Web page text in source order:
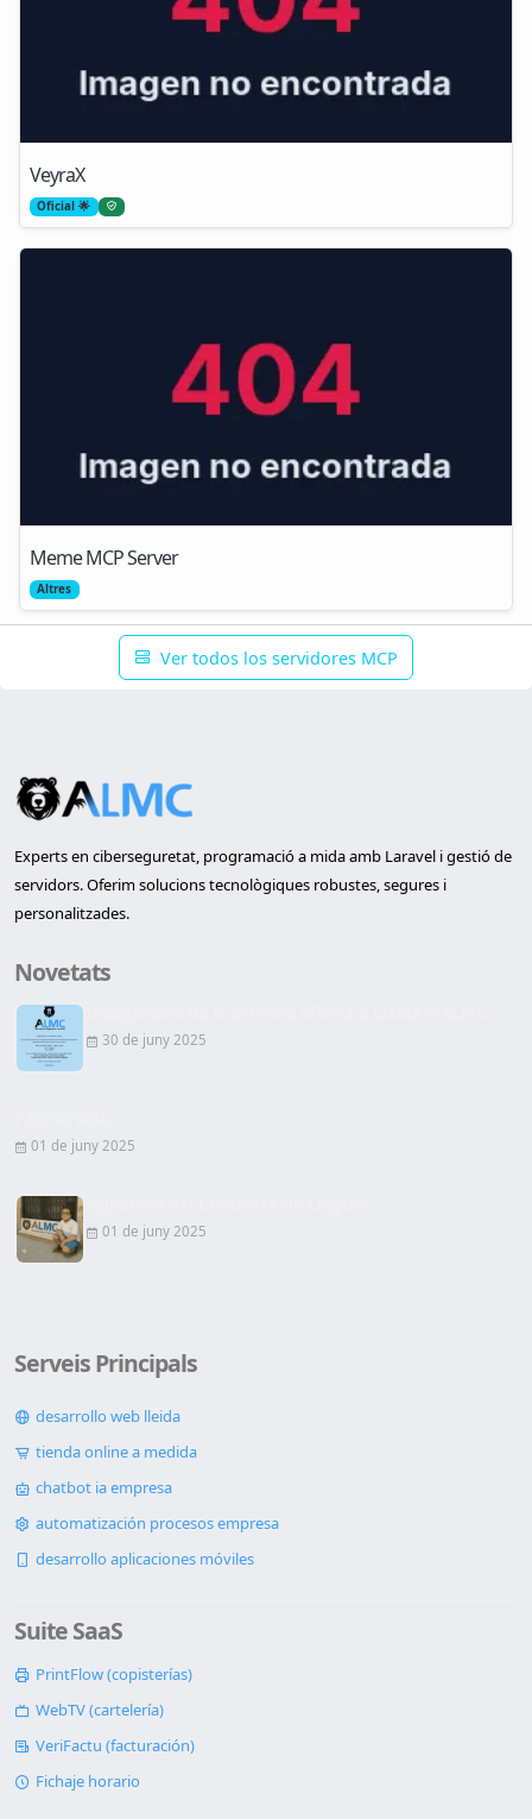
VeyraX
Oficial 🌟
Meme MCP Server
Altres
Ver todos los servidores MCP
Experts en ciberseguretat, programació a mida amb Laravel i gestió de
servidors. Oferim solucions tecnològiques robustes, segures i
personalitzades.
Novetats
30 de juny 2025
01 de juny 2025
01 de juny 2025
Serveis Principals
desarrollo web lleida
tienda online a medida
chatbot ia empresa
automatización procesos empresa
desarrollo aplicaciones móviles
Suite SaaS
PrintFlow (copisterías)
WebTV (cartelería)
VeriFactu (facturación)
Fichaje horario